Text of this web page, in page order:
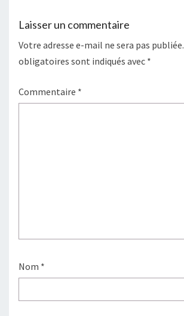
Laisser un commentaire
Votre adresse e-mail ne sera pas publiée.
obligatoires sont indiqués avec *
Commentaire *
Nom *